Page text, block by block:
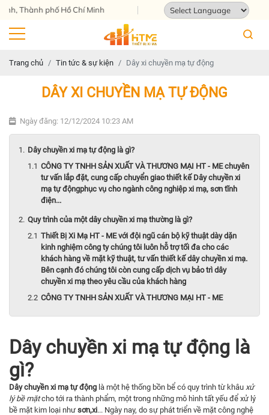
phố Hồ Chí Minh
Trang chủ Tin tức & sự kiện Dây xi chuyền mạ tự động
DÂY XI CHUYỀN MẠ TỰ ĐỘNG
Ngày đăng: 12/12/2024 10:23 AM
Dây chuyền xi mạ tự động là gì?
CÔNG TY TNHH SẢN XUẤT VÀ THƯƠNG MẠI HT - ME chuyên
tư vấn lắp đặt, cung cấp chuyển giao thiết kế Dây chuyền xi
mạ tự độngphục vụ cho ngành công nghiệp xi mạ, sơn tĩnh
điện...
Quy trình của một dây chuyền xi mạ thường là gì?
Thiết Bị Xi Mạ HT - ME với đội ngũ cán bộ kỹ thuật dày dặn
kinh nghiệm công ty chúng tôi luôn hỗ trợ tối đa cho các
khách hàng về mặt kỹ thuật, tư vấn thiết kế dây chuyền xi mạ.
Bên cạnh đó chúng tôi còn cung cấp dịch vụ bảo trì dây
chuyền xi mạ theo yêu cầu của khách hàng
CÔNG TY TNHH SẢN XUẤT VÀ THƯƠNG MẠI HT - ME
Dây chuyền xi mạ tự động là
gì?
Dây chuyền xi mạ tự động là một hệ thống bồn bể có quy trình từ khâu xử
lý bề mặtcho tới ra thành phẩm, một trong những mô hình tất yếu để xử lý
bề mặt kim loại như sơn,xi... Ngày nay, do sự phát triển về mặt công nghệ